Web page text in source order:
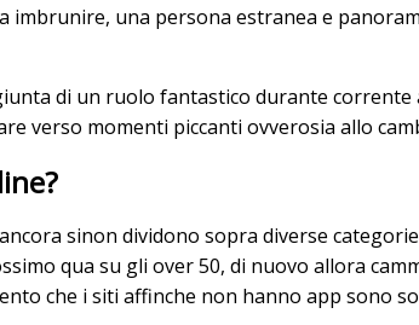
imbrunire, una persona estranea e
di un ruolo fantastico durante
verso momenti piccanti ovverosia allo
sinon dividono sopra diverse
qua su gli over 50, di nuovo allora
che i siti affinche non hanno app sono